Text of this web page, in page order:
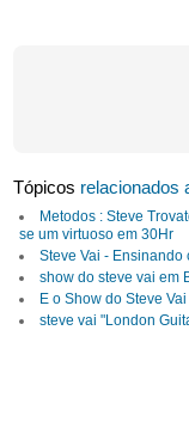
Tópicos relacionados
Metodos : Steve
se um virtuoso em 30Hr
Steve Vai - Ensinando
show do steve vai em
E o Show do Steve
steve vai "London